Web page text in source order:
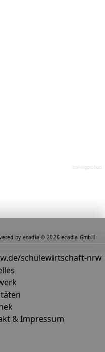
trainingproduct
schulewirtschaft-nrw
& Impressum
by ecadia © 2026 ecadia GmbH